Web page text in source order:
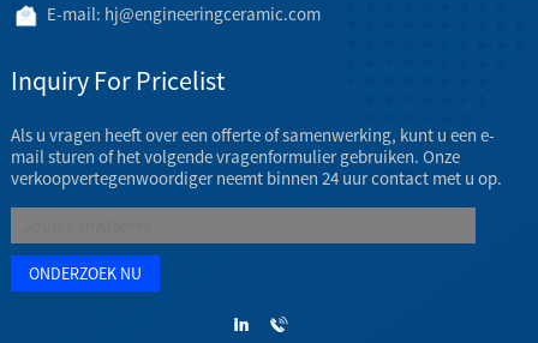
E-mail: hj@engineeringceramic.com
Inquiry For Pricelist
Als u vragen heeft over een offerte of samenwerking, kunt u een e-
mail sturen of het volgende vragenformulier gebruiken. Onze
verkoopvertegenwoordiger neemt binnen 24 uur contact met u op.